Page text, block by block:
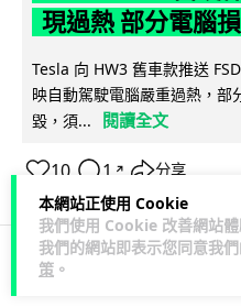
本網站正使用 Cookie
我們使用 Cookie 改善網站
我們的網站即表示您同意我
策 。
現過熱 部分電腦
Tesla 向 HW3 舊車款推送
映自動駕駛電腦嚴重過熱，部
毀，須...
閱讀全文
10 1 ↗ 分享
人工智能